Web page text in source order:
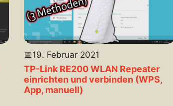
📅19. Februar 2021
TP-Link RE200 WLAN Repeater
einrichten und verbinden (WPS,
App, manuell)